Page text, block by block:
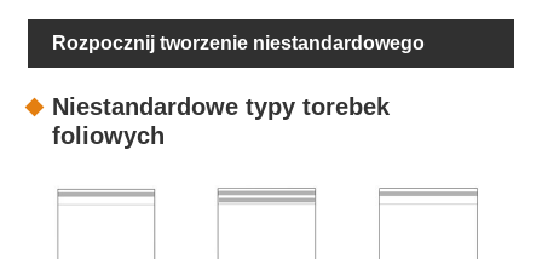
Rozpocznij tworzenie niestandardowego
Niestandardowe typy torebek
foliowych